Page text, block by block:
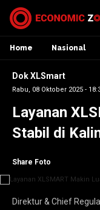
Home Nasional
Dok XLSmart
Rabu, 08 Oktober 2025 -
Layanan
Stabil di
Share Foto
Direktur & Chief